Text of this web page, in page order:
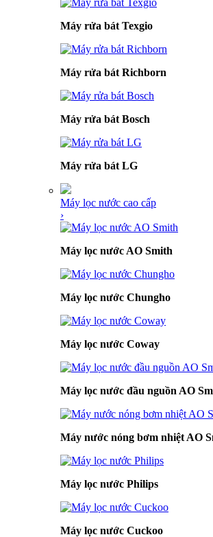
Máy rửa bát Texgio
Máy rửa bát Richborn
Máy rửa bát Bosch
Máy rửa bát LG
Máy lọc nước cao cấp
›
Máy lọc nước AO Smith
Máy lọc nước Chungho
Máy lọc nước Coway
Máy lọc nước đầu nguồn AO
Máy nước nóng bơm nhiệt AO
Máy lọc nước Philips
Máy lọc nước Cuckoo